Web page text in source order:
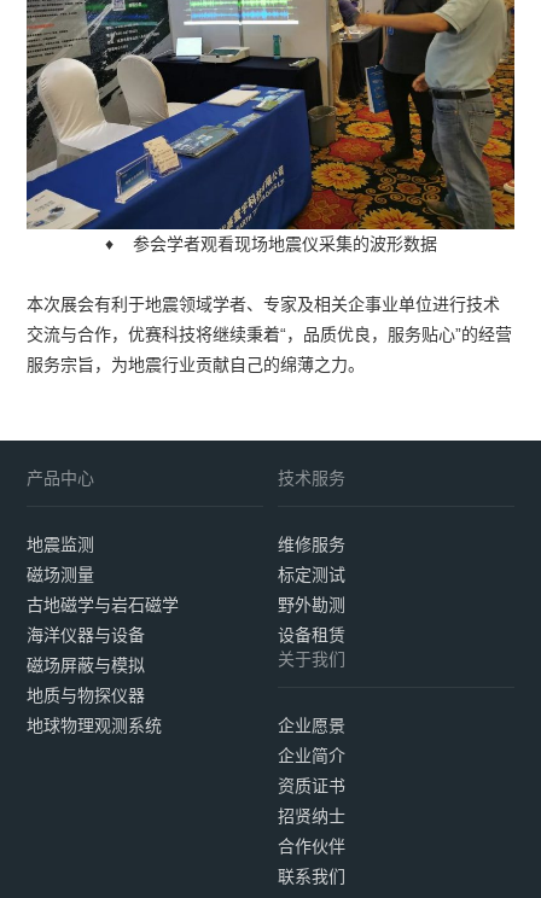
♦ 参会学者观看现场地震仪采集的波形数据
本次展会有利于地震领域学者、专家及相关企事业单位进行技术
交流与合作，优赛科技将继续秉着“，品质优良，服务贴心”的经营
服务宗旨，为地震行业贡献自己的绵薄之力。
产品中心
地震监测
磁场测量
古地磁学与岩石磁学
海洋仪器与设备
磁场屏蔽与模拟
地质与物探仪器
地球物理观测系统
技术服务
维修服务
标定测试
野外勘测
设备租赁
关于我们
企业愿景
企业简介
资质证书
招贤纳士
合作伙伴
联系我们